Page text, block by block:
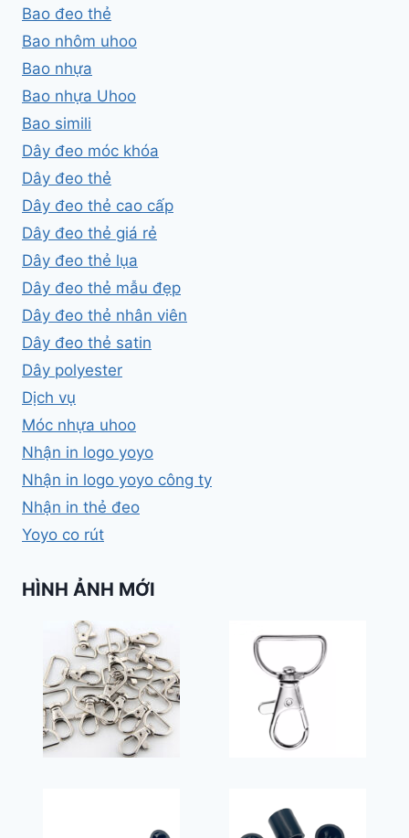
Bao đeo thẻ
Bao nhôm uhoo
Bao nhựa
Bao nhựa Uhoo
Bao simili
Dây đeo móc khóa
Dây đeo thẻ
Dây đeo thẻ cao cấp
Dây đeo thẻ giá rẻ
Dây đeo thẻ lụa
Dây đeo thẻ mẫu đẹp
Dây đeo thẻ nhân viên
Dây đeo thẻ satin
Dây polyester
Dịch vụ
Móc nhựa uhoo
Nhận in logo yoyo
Nhận in logo yoyo công ty
Nhận in thẻ đeo
Yoyo co rút
HÌNH ẢNH MỚI